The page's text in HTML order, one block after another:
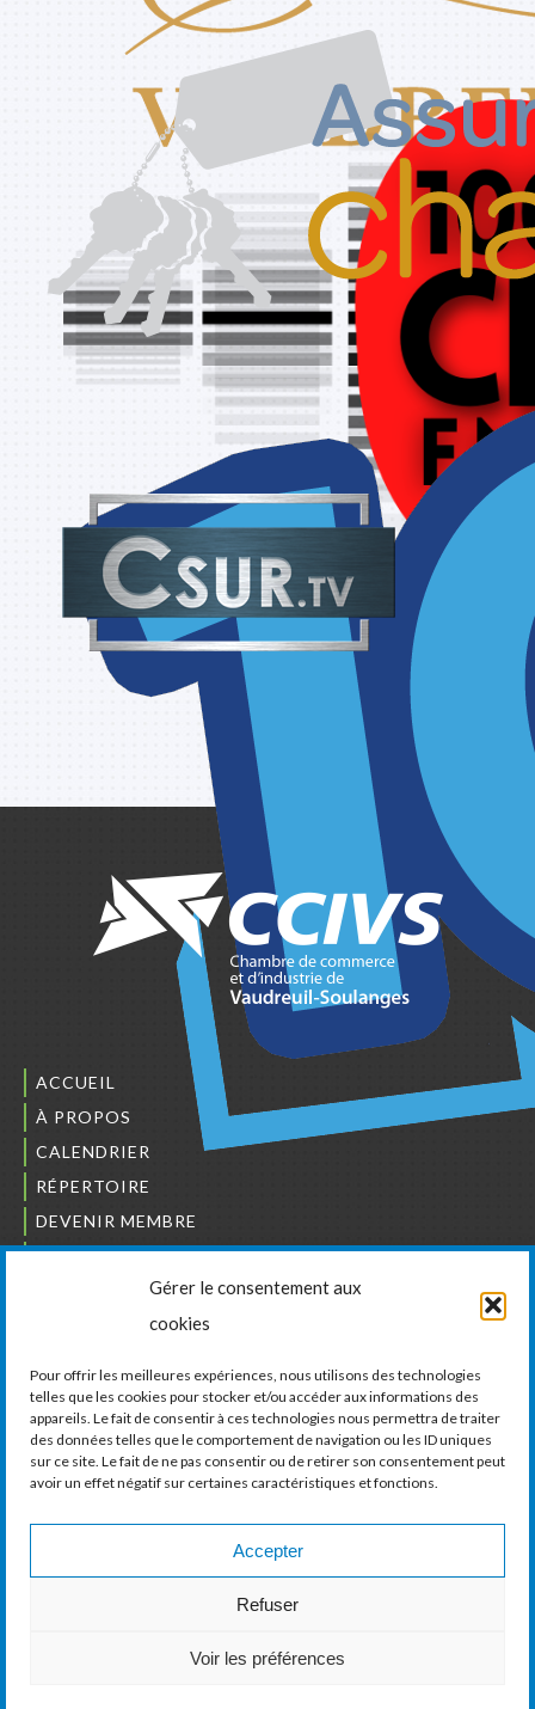
Gérer le consentement aux
cookies
Pour offrir les meilleures expériences, nous utilisons des technologies
telles que les cookies pour stocker et/ou accéder aux informations des
appareils. Le fait de consentir à ces technologies nous permettra de traiter
des données telles que le comportement de navigation ou les ID uniques
sur ce site. Le fait de ne pas consentir ou de retirer son consentement peut
avoir un effet négatif sur certaines caractéristiques et fonctions.
Accepter
Refuser
Voir les préférences
ACCUEIL
À PROPOS
CALENDRIER
RÉPERTOIRE
DEVENIR MEMBRE
NOUS JOINDRE
L’ORDRE DES BÂTISSEURS
LA CHAMBRE DE COMMERCE ET D’INDUSTRIE
DE VAUDREUIL-SOULANGES
11, boul. de la Cité-des-Jeunes, Suite 201